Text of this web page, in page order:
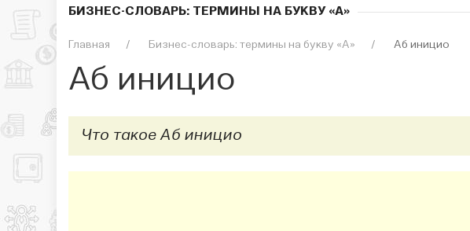
БИЗНЕС-СЛОВАРЬ: ТЕРМИНЫ НА БУКВУ «А»
Главная Бизнес-словарь: термины на букву «А» Аб иницио
Аб иницио
Что такое Аб иницио